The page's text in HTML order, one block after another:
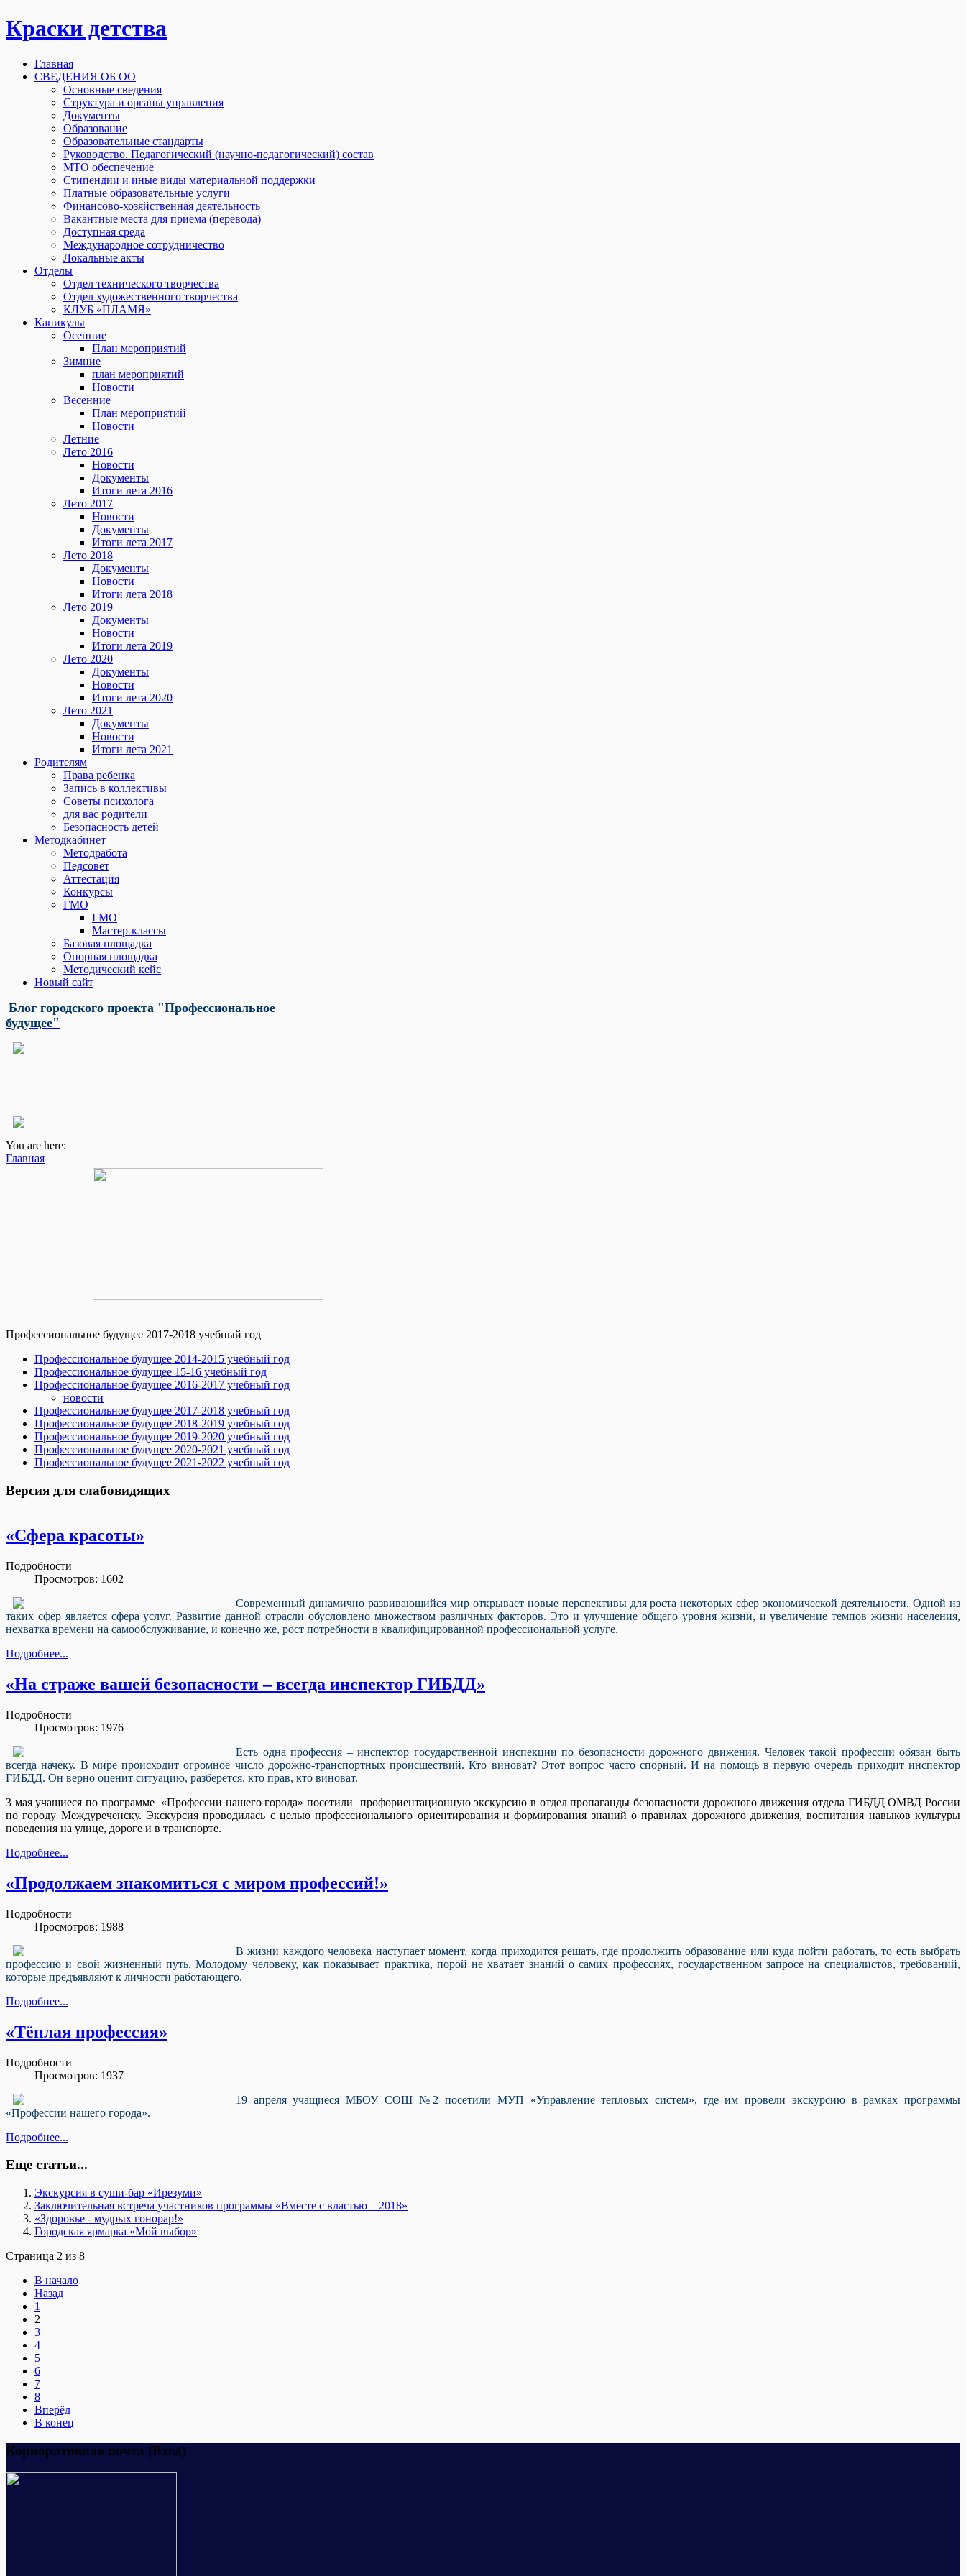
Краски детства
Главная
СВЕДЕНИЯ ОБ ОО
Основные сведения
Структура и органы управления
Документы
Образование
Образовательные стандарты
Руководство. Педагогический (научно-педагогический) состав
МТО обеспечение
Стипендии и иные виды материальной поддержки
Платные образовательные услуги
Финансово-хозяйственная деятельность
Вакантные места для приема (перевода)
Доступная среда
Международное сотрудничество
Локальные акты
Отделы
Отдел технического творчества
Отдел художественного творчества
КЛУБ «ПЛАМЯ»
Каникулы
Осенние
План мероприятий
Зимние
план мероприятий
Новости
Весенние
План мероприятий
Новости
Летние
Лето 2016
Новости
Документы
Итоги лета 2016
Лето 2017
Новости
Документы
Итоги лета 2017
Лето 2018
Документы
Новости
Итоги лета 2018
Лето 2019
Документы
Новости
Итоги лета 2019
Лето 2020
Документы
Новости
Итоги лета 2020
Лето 2021
Документы
Новости
Итоги лета 2021
Родителям
Права ребенка
Запись в коллективы
Советы психолога
для вас родители
Безопасность детей
Методкабинет
Методработа
Педсовет
Аттестация
Конкурсы
ГМО
ГМО
Мастер-классы
Базовая площадка
Опорная площадка
Методический кейс
Новый сайт
Блог городского проекта "Профессиональное
будущее"
You are here:
Главная
Профессиональное будущее 2017-2018 учебный год
Профессиональное будущее 2014-2015 учебный год
Профессиональное будущее 15-16 учебный год
Профессиональное будущее 2016-2017 учебный год
новости
Профессиональное будущее 2017-2018 учебный год
Профессиональное будущее 2018-2019 учебный год
Профессиональное будущее 2019-2020 учебный год
Профессиональное будущее 2020-2021 учебный год
Профессиональное будущее 2021-2022 учебный год
Версия для слабовидящих
«Сфера красоты»
Подробности
Просмотров: 1602
Современный динамично развивающийся мир открывает новые перспективы для роста некоторых сфер экономической деятельности. Одной из
таких сфер является сфера услуг. Развитие данной отрасли обусловлено множеством различных факторов. Это и улучшение общего уровня жизни, и увеличение темпов жизни населения,
нехватка времени на самообслуживание, и конечно же, рост потребности в квалифицированной профессиональной услуге.
Подробнее...
«На страже вашей безопасности – всегда инспектор ГИБДД»
Подробности
Просмотров: 1976
Есть одна профессия – инспектор государственной инспекции по безопасности дорожного движения. Человек такой профессии обязан быть
всегда начеку. В мире происходит огромное число дорожно-транспортных происшествий. Кто виноват? Этот вопрос часто спорный. И на помощь в первую очередь приходит инспектор
ГИБДД. Он верно оценит ситуацию, разберётся, кто прав, кто виноват.
3 мая учащиеся по программе «Профессии нашего города» посетили профориентационную экскурсию в отдел пропаганды безопасности дорожного движения отдела ГИБДД ОМВД России
по городу Междуреченску. Экскурсия проводилась с целью профессионального ориентирования и формирования знаний о правилах дорожного движения, воспитания навыков культуры
поведения на улице, дороге и в транспорте.
Подробнее...
«Продолжаем знакомиться с миром профессий!»
Подробности
Просмотров: 1988
В жизни каждого человека наступает момент, когда приходится решать, где продолжить образование или куда пойти работать, то есть выбрать
профессию и свой жизненный путь. Молодому человеку, как показывает практика, порой не хватает знаний о самих профессиях, государственном запросе на специалистов, требований,
которые предъявляют к личности работающего.
Подробнее...
«Тёплая профессия»
Подробности
Просмотров: 1937
19 апреля учащиеся МБОУ СОШ №2 посетили МУП «Управление тепловых систем», где им провели экскурсию в рамках программы
«Профессии нашего города».
Подробнее...
Еще статьи...
Экскурсия в суши-бар «Ирезуми»
Заключительная встреча участников программы «Вместе с властью – 2018»
«Здоровье - мудрых гонорар!»
Городская ярмарка «Мой выбор»
Страница 2 из 8
В начало
Назад
1
2
3
4
5
6
7
8
Вперёд
В конец
Корпоративная почта (Вход)